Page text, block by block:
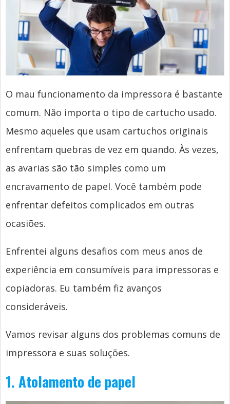
O mau funcionamento da impressora é bastante
comum. Não importa o tipo de cartucho usado.
Mesmo aqueles que usam cartuchos originais
enfrentam quebras de vez em quando. Às vezes,
as avarias são tão simples como um
encravamento de papel. Você também pode
enfrentar defeitos complicados em outras
ocasiões.
Enfrentei alguns desafios com meus anos de
experiência em consumíveis para impressoras e
copiadoras. Eu também fiz avanços
consideráveis.
Vamos revisar alguns dos problemas comuns de
impressora e suas soluções.
1. Atolamento de papel